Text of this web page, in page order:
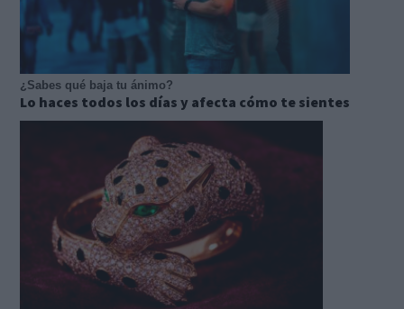
¿Sabes qué baja tu ánimo?
Lo haces todos los días y afecta cómo te sientes